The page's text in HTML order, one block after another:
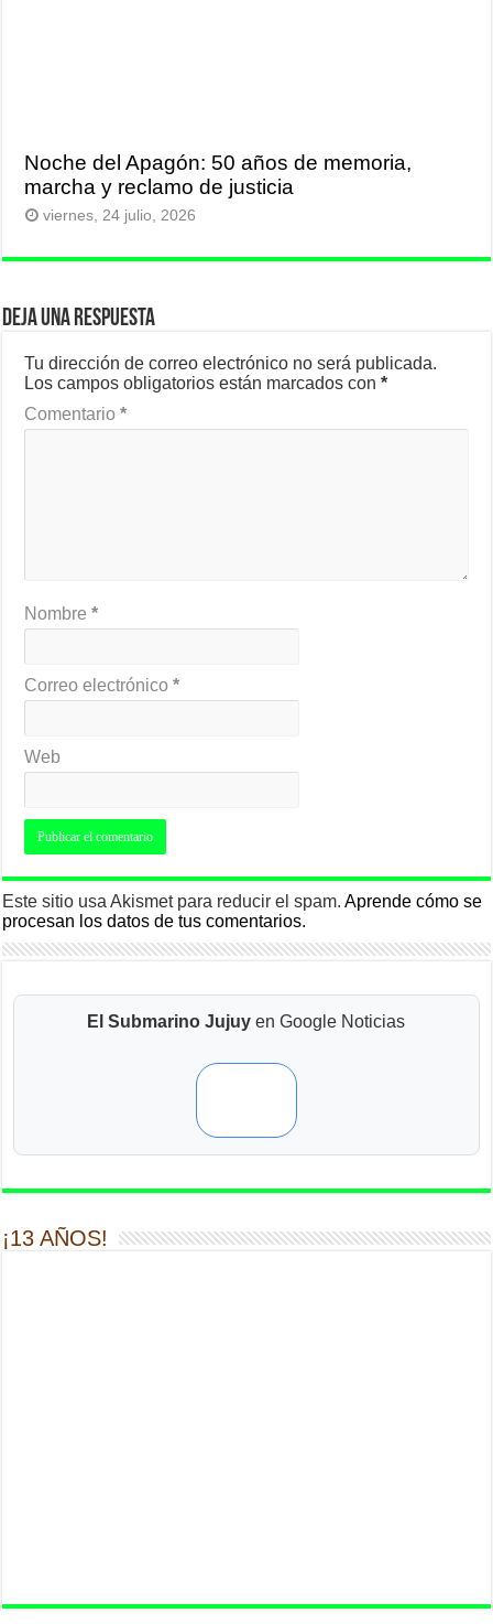
Noche del Apagón: 50 años de memoria,
marcha y reclamo de justicia
viernes, 24 julio, 2026
Deja una respuesta
Tu dirección de correo electrónico no será publicada.
Los campos obligatorios están marcados con*
Comentario*
Nombre*
Correo electrónico*
Web
Este sitio usa Akismet para reducir el spam.Aprende cómo se
procesan los datos de tus comentarios.
El Submarino Jujuy en Google Noticias
¡13 AÑOS!